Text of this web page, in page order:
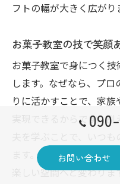
フトの幅が大きく広がり
お菓子教室の技で笑顔
お菓子教室で身につく技
します。なぜなら、プロ
りに活かすことで、家
実現できるからです。
夫を学ぶことで、いつ
ます。こうした経験を
楽しい空間へと変わりま
お問い合わせ